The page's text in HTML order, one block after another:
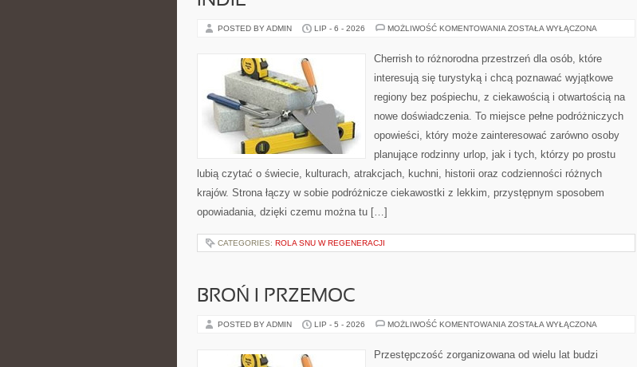
POSTED BY ADMIN LIP - 6 - 2026 MOŻLIWOŚĆ KOMENTOWANIA INDIE
ZOSTAŁA WYŁĄCZONA
Cherrish to różnorodna przestrzeń dla osób, które
interesują się turystyką i chcą poznawać wyjątkowe
regiony bez pośpiechu, z ciekawością i otwartością na
nowe doświadczenia. To miejsce pełne podróżniczych
opowieści, który może zainteresować zarówno osoby
planujące rodzinny urlop, jak i tych, którzy po prostu
lubią czytać o świecie, kulturach, atrakcjach, kuchni, historii oraz codzienności różnych
krajów. Strona łączy w sobie podróżnicze ciekawostki z lekkim, przystępnym sposobem
opowiadania, dzięki czemu można tu […]
CATEGORIES: ROLA SNU W REGENERACJI
BROŃ I PRZEMOC
POSTED BY ADMIN LIP - 5 - 2026 MOŻLIWOŚĆ KOMENTOWANIA BROŃ
ZOSTAŁA WYŁĄCZONA
Przestępczość zorganizowana od wielu lat budzi